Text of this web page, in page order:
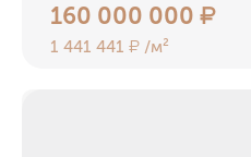
160 000 000₽
1 441 441₽ /м²